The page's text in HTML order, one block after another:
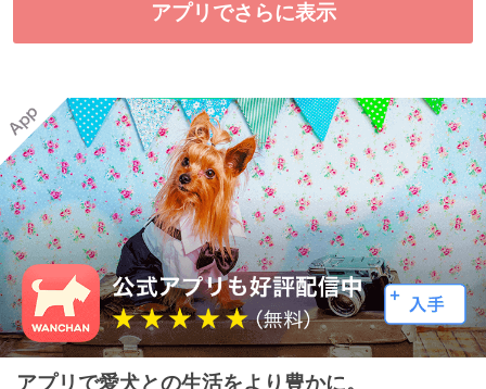
アプリでさらに表示
アプリで愛犬との生活をより豊かに。